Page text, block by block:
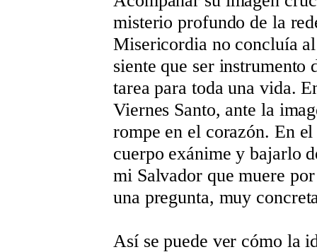
misterio profundo de la
Misericordia no concluía
siente que ser
tarea para toda una vida.
Viernes Santo, ante la
rompe en el corazón. En
cuerpo exánime y bajarlo
mi Salvador que muere
una pregunta, muy
Así se puede ver cómo la